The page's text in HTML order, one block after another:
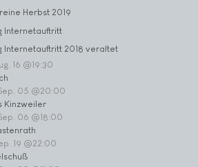
Herbst 2019
Internetauftritt
Internetauftritt 2018 veraltet
16 @19:30
05 @20:00
Kinzweiler
06 @18:00
19 @22:00